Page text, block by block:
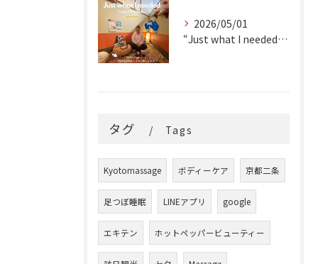
2026/05/01
“Just what I needed!” ✨
タグ Tags
Kyotomassage ボディーケア 京都二条
足つぼ睡眠 LINEアプリ google
エキテン ホットペッパービューティー